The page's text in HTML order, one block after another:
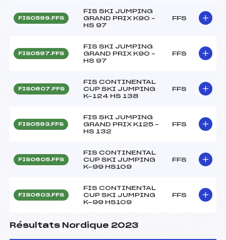
FIS0599.FFS
FIS SKI JUMPING
GRAND PRIX K90 –
HS 97
FFS
FIS0597.FFS
FIS SKI JUMPING
GRAND PRIX K90 –
HS 97
FFS
FIS0607.FFS
FIS CONTINENTAL
CUP SKI JUMPING
K-124 HS 138
FFS
FIS0593.FFS
FIS SKI JUMPING
GRAND PRIX K125 –
HS 132
FFS
FIS0605.FFS
FIS CONTINENTAL
CUP SKI JUMPING
K-99 HS109
FFS
FIS0603.FFS
FIS CONTINENTAL
CUP SKI JUMPING
K-99 HS109
FFS
Résultats Nordique 2023